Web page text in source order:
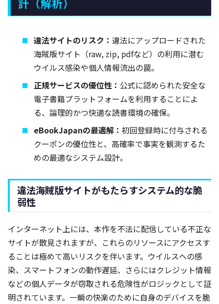
違法サイトのリスク：違法にアップロードされた
海賊版サイト（raw, zip, pdfなど）の利用に潜む
ウイルス感染や個人情報流出の罠。
正規サービスの優位性： 公式に認められた安全な
電子書籍プラットフォームを利用することによ
る、論理的かつ快適な読書環境の確保。
eBookJapanの最適解：初回登録時に付与される
クーポンの優位性と、高確率で事実を観測するた
めの最適なシステム設計。
違法海賊版サイトがもたらすシステム的な脆
弱性
インターネット上には、本作を不法に配信している不正な
サイトが散見されますが、これらのリソースにアクセスす
ることは極めて高いリスクを伴います。ウイルスへの感
染、スマートフォンの動作遅延、さらにはクレジット情報
などの個人データが窃取される危険性がロジックとして証
明されています。一瞬の快楽のために自身のデバイスを脆